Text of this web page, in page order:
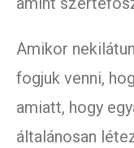
Amikor
fogjuk venni,
amiatt, hogy
általánosan